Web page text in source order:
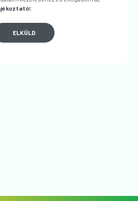
t.
ELKÜLD